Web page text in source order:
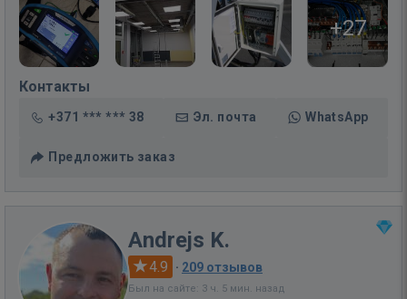
+27
Контакты
+371 *** *** 38 Эл. почта WhatsApp
Предложить заказ
Andrejs K.
4.9 · 209 отзывов
Был на сайте: 3 ч. 5 мин. назад